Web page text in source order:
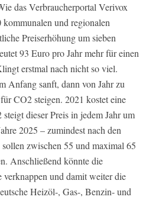
das Verbraucherportal Verivox
kommunalen und regionalen
Preiserhöhung um sieben
93 Euro pro Jahr mehr für einen
erstmal nach nicht so viel.
Anfang sanft, dann von Jahr zu
CO2 steigen. 2021 kostet eine
dieser Preis in jedem Jahr um
2025 – zumindest nach den
zwischen 55 und maximal 65
Anschließend könnte die
und damit weiter die
Heizöl-, Gas-, Benzin- und